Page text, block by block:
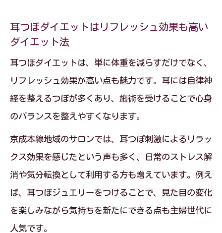
耳つぼダイエットはリフレッシュ効果も高い
ダイエット法
耳つぼダイエットは、単に体重を減らすだけでなく、
リフレッシュ効果が高い点も魅力です。耳には自律神
経を整えるつぼが多くあり、施術を受けることで心身
のバランスを整えやすくなります。
京成本線地域のサロンでは、耳つぼ刺激によるリラッ
クス効果を感じたという声も多く、日常のストレス解
消や気分転換として利用する方も増えています。例え
ば、耳つぼジュエリーをつけることで、見た目の変化
を楽しみながら気持ちを新たにできる点も主婦世代に
人気です。